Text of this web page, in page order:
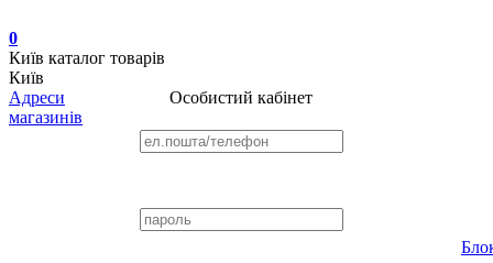
0
Київ каталог товарів
Київ
Адреси
магазинів
Особистий кабінет